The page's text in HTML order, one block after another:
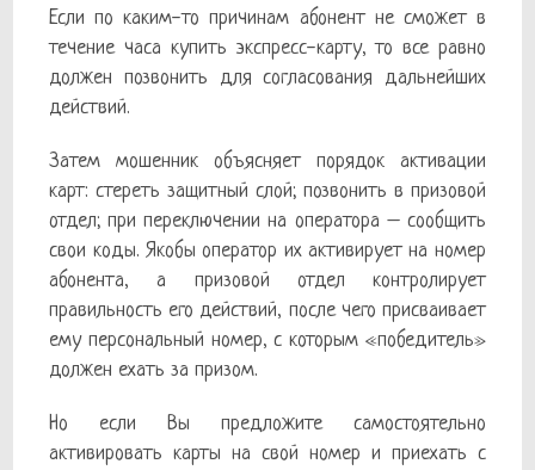
Если по каким-то причинам абонент не сможет в
течение часа купить экспресс-карту, то все равно
должен позвонить для согласования дальнейших
действий.
Затем мошенник объясняет порядок активации
карт: стереть защитный слой; позвонить в призовой
отдел; при переключении на оператора – сообщить
свои коды. Якобы оператор их активирует на номер
абонента, а призовой отдел контролирует
правильность его действий, после чего присваивает
ему персональный номер, с которым «победитель»
должен ехать за призом.
Но если Вы предложите самостоятельно
активировать карты на свой номер и приехать с